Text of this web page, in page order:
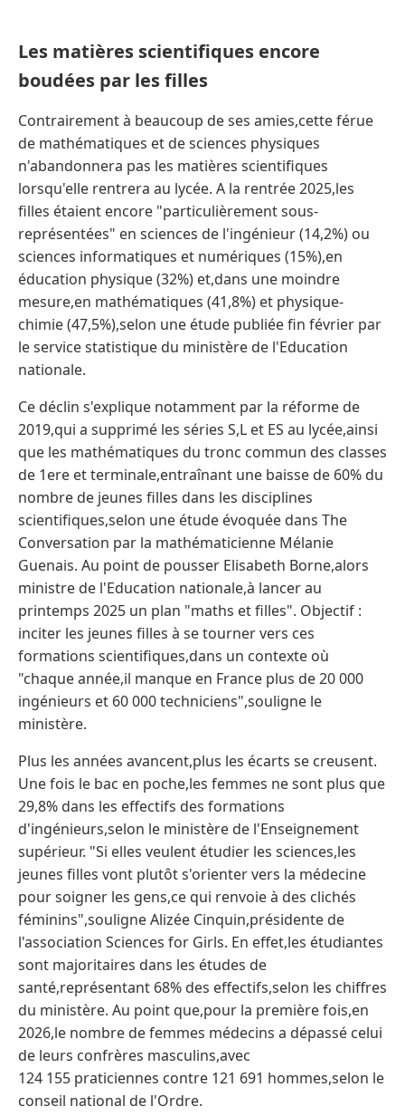
Les matières scientifiques encore
boudées par les filles
Contrairement à beaucoup de ses amies,cette férue
de mathématiques et de sciences physiques
n'abandonnera pas les matières scientifiques
lorsqu'elle rentrera au lycée. A la rentrée 2025,les
filles étaient encore "particulièrement sous-
représentées" en sciences de l'ingénieur (14,2%) ou
sciences informatiques et numériques (15%),en
éducation physique (32%) et,dans une moindre
mesure,en mathématiques (41,8%) et physique-
chimie (47,5%),selon une étude publiée fin février par
le service statistique du ministère de l'Education
nationale.
Ce déclin s'explique notamment par la réforme de
2019,qui a supprimé les séries S,L et ES au lycée,ainsi
que les mathématiques du tronc commun des classes
de 1ere et terminale,entraînant une baisse de 60% du
nombre de jeunes filles dans les disciplines
scientifiques,selon une étude évoquée dans The
Conversation par la mathématicienne Mélanie
Guenais. Au point de pousser Elisabeth Borne,alors
ministre de l'Education nationale,à lancer au
printemps 2025 un plan "maths et filles". Objectif :
inciter les jeunes filles à se tourner vers ces
formations scientifiques,dans un contexte où
"chaque année,il manque en France plus de 20 000
ingénieurs et 60 000 techniciens",souligne le
ministère.
Plus les années avancent,plus les écarts se creusent.
Une fois le bac en poche,les femmes ne sont plus que
29,8% dans les effectifs des formations
d'ingénieurs,selon le ministère de l'Enseignement
supérieur. "Si elles veulent étudier les sciences,les
jeunes filles vont plutôt s'orienter vers la médecine
pour soigner les gens,ce qui renvoie à des clichés
féminins",souligne Alizée Cinquin,présidente de
l'association Sciences for Girls. En effet,les étudiantes
sont majoritaires dans les études de
santé,représentant 68% des effectifs,selon les chiffres
du ministère. Au point que,pour la première fois,en
2026,le nombre de femmes médecins a dépassé celui
de leurs confrères masculins,avec
124 155 praticiennes contre 121 691 hommes,selon le
conseil national de l'Ordre.